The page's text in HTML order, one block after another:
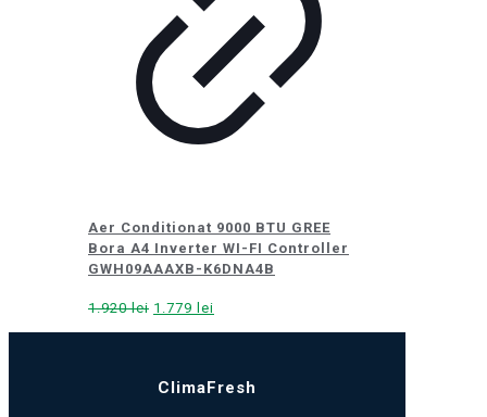
Aer Conditionat 9000 BTU GREE
Bora A4 Inverter WI-FI Controller
GWH09AAAXB-K6DNA4B
1.920lei Prețul
1.920 lei.
1.779 lei
ClimaFresh